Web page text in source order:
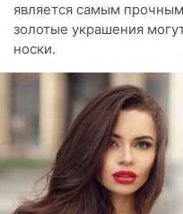
является самым
золотые украшения
носки.